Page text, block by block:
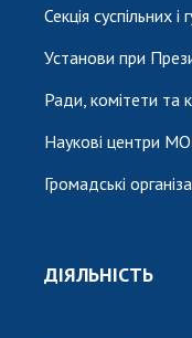
Секція суспільних
Установи при
Ради, комітети та
Наукові центри
Громадські
ДІЯЛЬНІСТЬ